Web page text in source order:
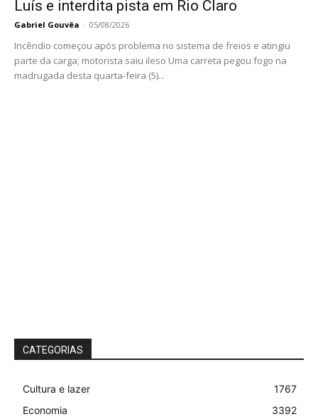
Luís e interdita pista em Rio Claro
Gabriel Gouvêa - 05/08/2026
Incêndio começou após problema no sistema de freios e atingiu
parte da carga; motorista saiu ileso Uma carreta pegou fogo na
madrugada desta quarta-feira (5)...
CATEGORIAS
Cultura e lazer
1767
Economia
3392